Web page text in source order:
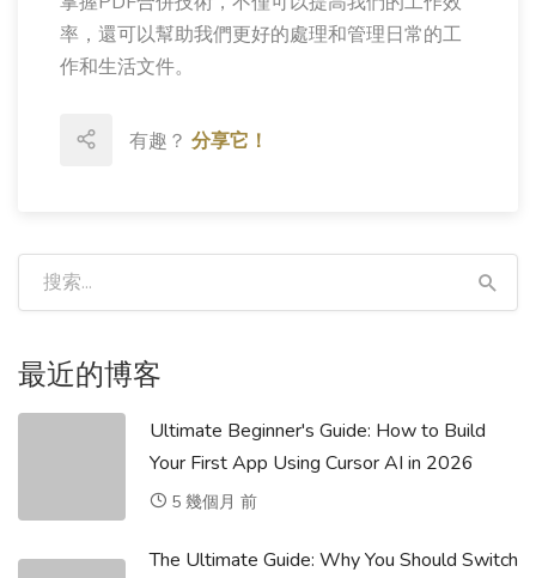
率，還可以幫助我們更好的處理和管理日常的工
作和生活文件。
有趣？ 分享它！
最近的博客
Ultimate Beginner's Guide: How to Build
Your First App Using Cursor AI in 2026
5 幾個月 前
The Ultimate Guide: Why You Should Switch